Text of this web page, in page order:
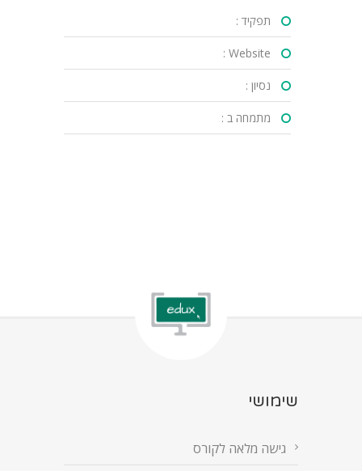
תפקיד :
Website :
נסיון :
מתמחה ב :
שימושי
גישה מלאה לקורס